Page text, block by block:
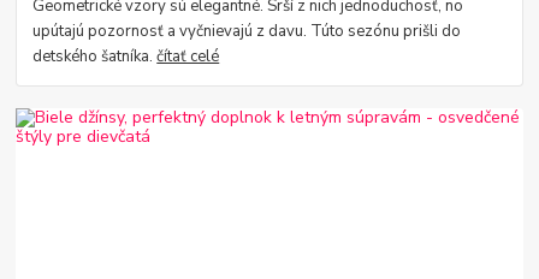
Geometrické vzory sú elegantné. Srší z nich jednoduchosť, no
upútajú pozornosť a vyčnievajú z davu. Túto sezónu prišli do
detského šatníka.čítať celé